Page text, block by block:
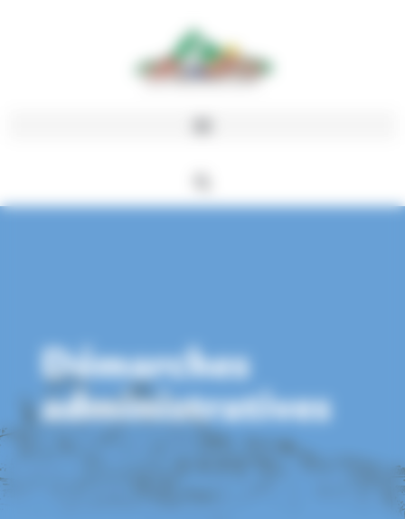
Démarches
administratives